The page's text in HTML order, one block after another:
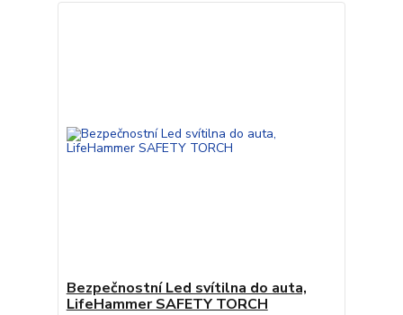
Bezpečnostní Led svítilna do auta,
LifeHammer SAFETY TORCH